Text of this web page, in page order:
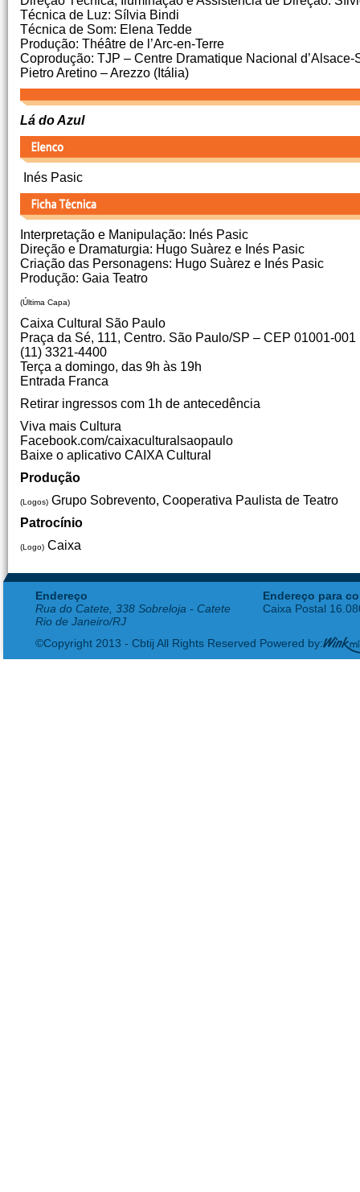
Técnica de Luz: Sílvia Bindi
Técnica de Som: Elena Tedde
Produção: Théâtre de l’Arc-en-Terre
Coprodução: TJP – Centre Dramatique Nacional
Pietro Aretino – Arezzo (Itália)
Lá do Azul
Inés Pasic
Interpretação e Manipulação: Inés Pasic
Direção e Dramaturgia: Hugo Suàrez e Inés Pasic
Criação das Personagens: Hugo Suàrez e Inés Pasic
Produção: Gaia Teatro
(Última Capa)
Caixa Cultural São Paulo
Praça da Sé, 111, Centro. São Paulo/SP – CEP 01001-001
(11) 3321-4400
Terça a domingo, das 9h às 19h
Entrada Franca
Retirar ingressos com 1h de antecedência
Viva mais Cultura
Facebook.com/caixaculturalsaopaulo
Baixe o aplicativo CAIXA Cultural
Produção
(Logos) Grupo Sobrevento, Cooperativa Paulista de Teatro
Patrocínio
(Logo) Caixa
Endereço
Rua do Catete, 338 Sobreloja - Catete
Rio de Janeiro/RJ
Endereço para
Caixa Postal
©Copyright 2013 - Cbtij All Rights Reserved Powered by: